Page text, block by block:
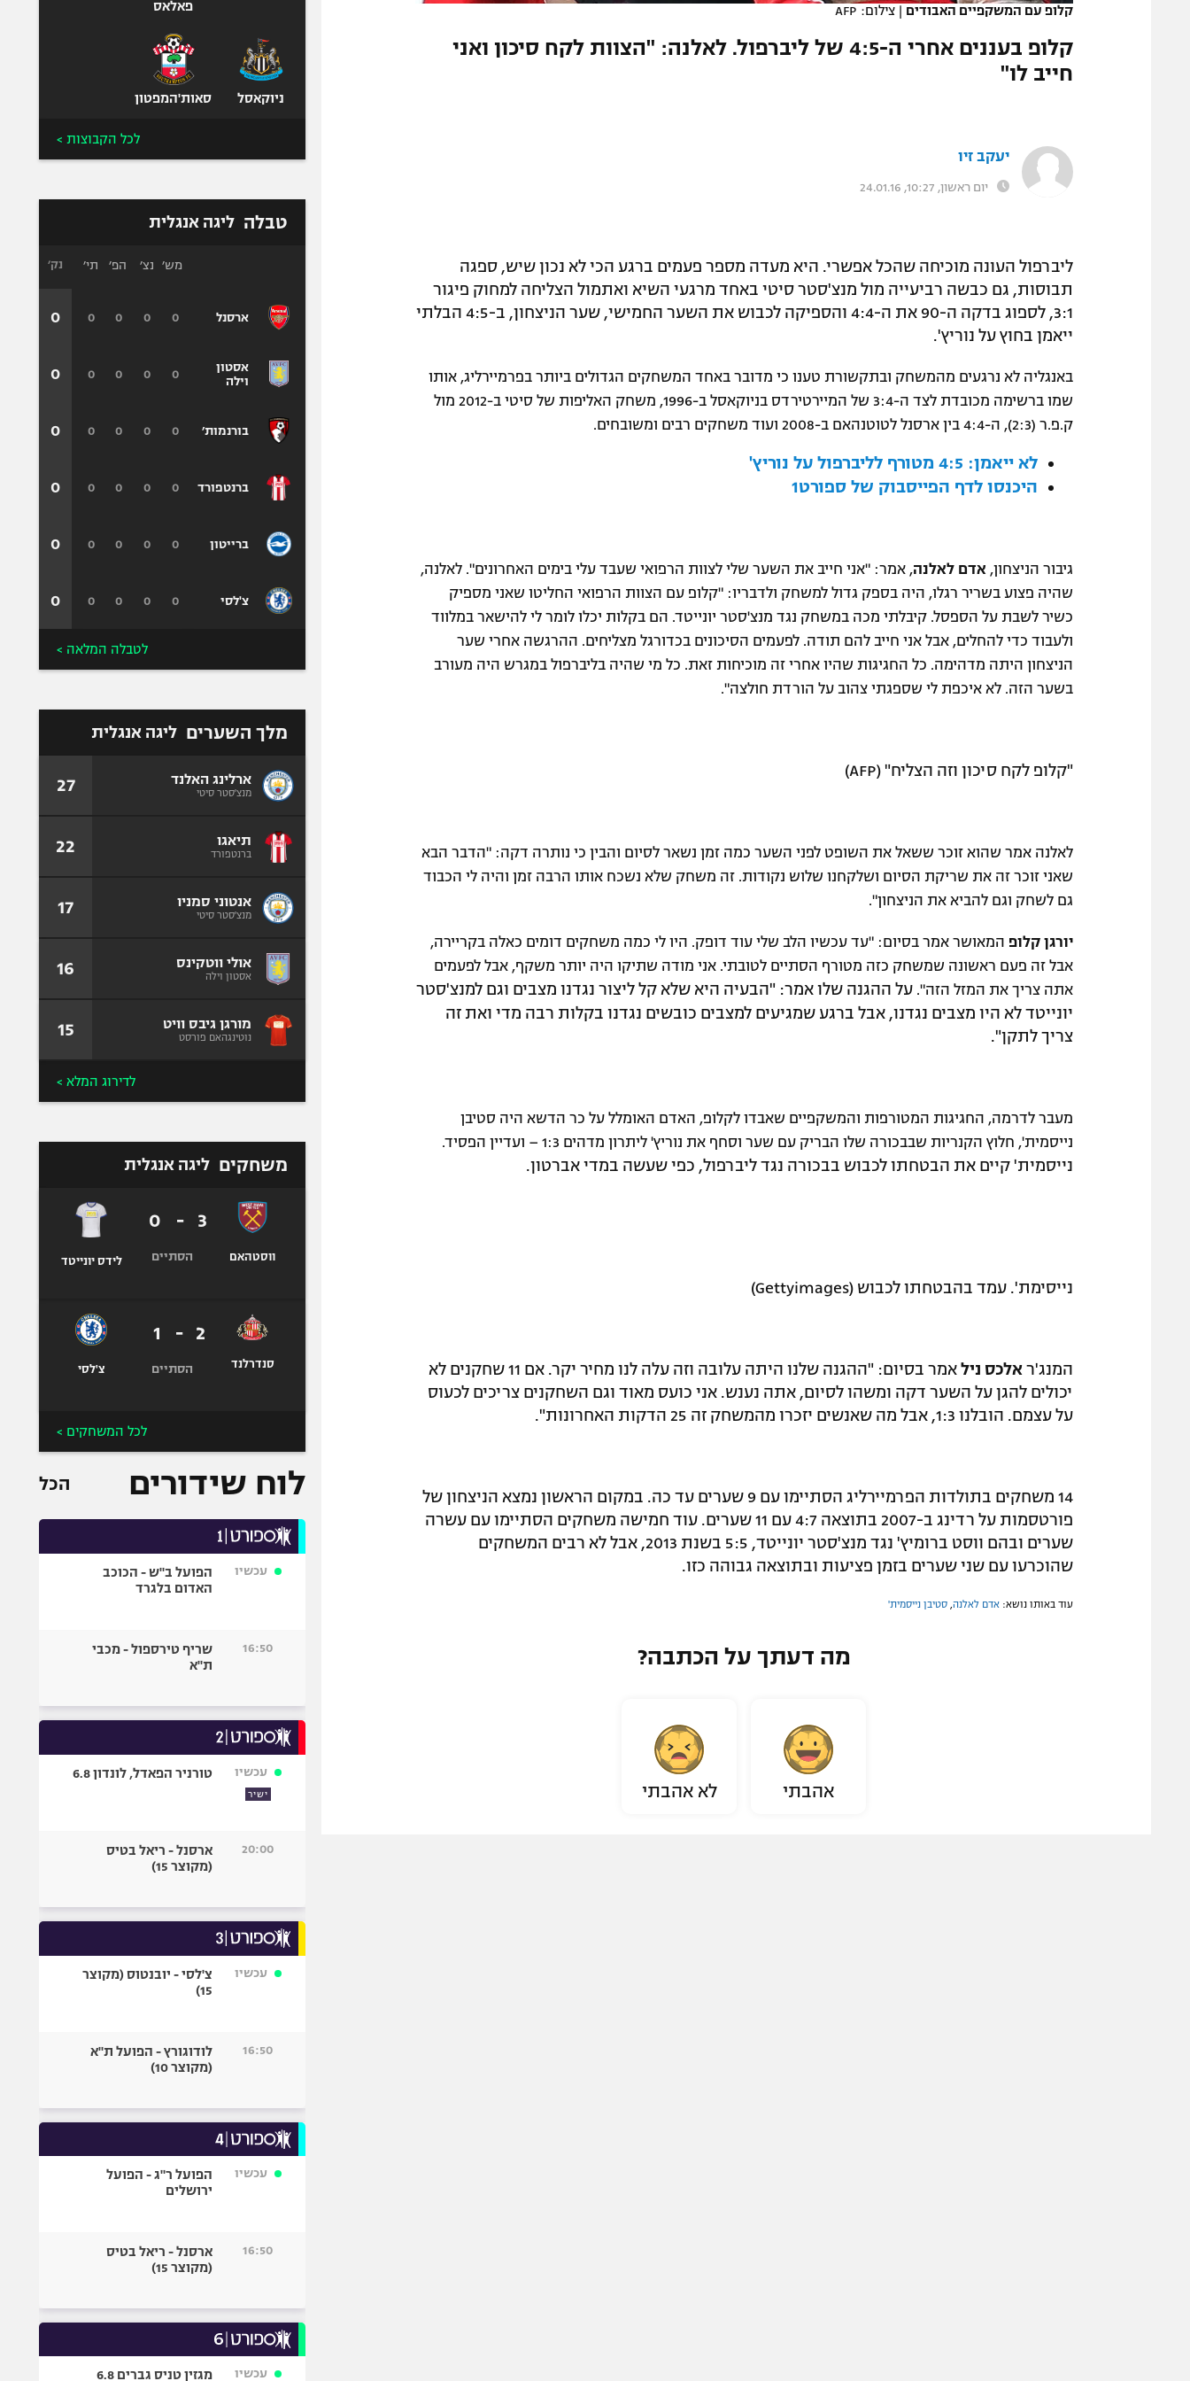
המגזיןקלופ עם המשקפיים האבודים | צילום: AFP
קלופ בעננים אחרי ה-4:5 של ליברפול. לאלנה: "הצוות לקח סיכון ואני
חייב לו"
יעקב זיו
יום ראשון, 10:27, 24.01.16
ליברפול העונה מוכיחה שהכל אפשרי. היא מעדה מספר פעמים ברגע הכי לא נכון שיש, ספגה
תבוסות, גם כבשה רביעייה מול מנצ'סטר סיטי באחד מרגעי השיא ואתמול הצליחה למחוק פיגור
3:1, לספוג בדקה ה-90 את ה-4:4 והספיקה לכבוש את השער החמישי, שער הניצחון, ב-4:5 הבלתי
ייאמן בחוץ על נוריץ'.
באנגליה לא נרגעים מהמשחק ובתקשורת טענו כי מדובר באחד המשחקים הגדולים ביותר בפרמיירליג, אותו
שמו ברשימה מכובדת לצד ה-3:4 של המיירטירדס בניוקאסל ב-1996, משחק האליפות של סיטי ב-2012 מול
ק.פ.ר (2:3), ה-4:4 בין ארסנל לטוטנהאם ב-2008 ועוד משחקים רבים ומשובחים.
לא ייאמן: 4:5 מטורף לליברפול על נוריץ'
היכנסו לדף הפייסבוק של ספורט1
גיבור הניצחון, אדם לאלנה, אמר: "אני חייב את השער שלי לצוות הרפואי שעבד עלי בימים האחרונים". לאלנה,
שהיה פצוע בשריר רגלו, היה בספק גדול למשחק ולדבריו: "קלופ עם הצוות הרפואי החליטו שאני מספיק
כשיר לשבת על הספסל. קיבלתי מכה במשחק נגד מנצ'סטר יונייטד. הם בקלות יכלו לומר לי להישאר במלווד
ולעבוד כדי להחלים, אבל אני חייב להם תודה. לפעמים הסיכונים בכדורגל מצליחים. ההרגשה אחרי שער
הניצחון היתה מדהימה. כל החגיגות שהיו אחרי זה מוכיחות זאת. כל מי שהיה בליברפול במגרש היה מעורב
בשער הזה. לא איכפת לי שספגתי צהוב על הורדת חולצה".
"קלופ לקח סיכון וזה הצליח" (AFP)
לאלנה אמר שהוא זוכר ששאל את השופט לפני השער כמה זמן נשאר לסיום והבין כי נותרה דקה: "הדבר הבא
שאני זוכר זה את שריקת הסיום ושלקחנו שלוש נקודות. זה משחק שלא נשכח אותו הרבה זמן והיה לי הכבוד
גם לשחק וגם להביא את הניצחון".
יורגן קלופ המאושר אמר בסיום: "עד עכשיו הלב שלי עוד דופק. היו לי כמה משחקים דומים כאלה בקריירה,
אבל זה פעם ראשונה שמשחק כזה מטורף הסתיים לטובתי. אני מודה שתיקו היה יותר משקף, אבל לפעמים
אתה צריך את המזל הזה". על ההגנה שלו אמר: "הבעיה היא שלא קל ליצור נגדנו מצבים וגם למנצ'סטר
יונייטד לא היו מצבים נגדנו, אבל ברגע שמגיעים למצבים כובשים נגדנו בקלות רבה מדי ואת זה
צריך לתקן".
מעבר לדרמה, החגיגות המטורפות והמשקפיים שאבדו לקלופ, האדם האומלל על כר הדשא היה סטיבן
נייסמית', חלוץ הקנריות שבבכורה שלו הבריק עם שער וסחף את נוריץ' ליתרון מדהים 1:3 – ועדיין הפסיד.
נייסמית' קיים את הבטחתו לכבוש בבכורה נגד ליברפול, כפי שעשה במדי אברטון.
נייסימת'. עמד בהבטחתו לכבוש (Gettyimages)
המנג'ר אלכס ניל
אמר בסיום: "ההגנה שלנו היתה עלובה וזה עלה לנו מחיר יקר. אם 11 שחקנים לא
יכולים להגן על השער דקה ומשהו לסיום, אתה נענש. אני כועס מאוד וגם השחקנים צריכים לכעוס
על עצמם. הובלנו 1:3, אבל מה שאנשים יזכרו מהמשחק זה 25 הדקות האחרונות".
14 משחקים בתולדות הפרמיירליג הסתיימו עם 9 שערים עד כה. במקום הראשון נמצא הניצחון של
פורטסמות על רדינג ב-2007 בתוצאה 4:7 עם 11 שערים. עוד חמישה משחקים הסתיימו עם עשרה
שערים ובהם ווסט ברומיץ' נגד מנצ'סטר יונייטד, 5:5 בשנת 2013, אבל לא רבים המשחקים
שהוכרעו עם שני שערים בזמן פציעות ובתוצאה גבוהה כזו.
עוד באותו נושא: אדם לאלנה סטיבן נייסמית'
מה דעתך על הכתבה?
אהבתי לא אהבתי
פאלאס
ניוקאסל סאות'המפטון
לכל הקבוצות >
טבלה ליגה אנגלית
ארסנל
אסטון
וילה
בורנמות׳
ברנטפורד
ברייטון
צ'לסי
מש׳ נצ׳ הפ׳ תי׳
0
0
0
0
0
0
0
0
0
0
0
0
0
0
0
0
0
0
0
0
0
0
0
0
נק׳
0
0
0
0
0
0
לטבלה המלאה >
מלך השערים ליגה אנגלית
ארלינג האלנד
מנצ'סטר סיטי 27
תיאגו
ברנטפורד 22
אנטוני סמניו
מנצ'סטר סיטי 17
אולי ווטקינס
אסטון וילה 16
מורגן גיבס וויט
נוטינגהאם פורסט 15
לדירוג המלא >
משחקים ליגה אנגלית
ווסטהאם
3
-
0
הסתיים לידס יונייטד
סנדרלנד
2
-
1
הסתיים צ'לסי
לכל המשחקים >
לוח שידורים הכל
עכשיו
הפועל ב"ש - הכוכב
האדום בלגרד
16:50
שריף טירספול - מכבי
ת"א
עכשיו
ישיר
טורניר הפאדל, לונדון 6.8
20:00
ארסנל - ריאל בטיס
(מקוצר 15)
עכשיו
צ'לסי - יובנטוס (מקוצר
15)
16:50
לודוגורץ - הפועל ת"א
(מקוצר 10)
עכשיו
הפועל ר"ג - הפועל
ירושלים
16:50
ארסנל - ריאל בטיס
(מקוצר 15)
עכשיו מגזין טניס גברים 6.8